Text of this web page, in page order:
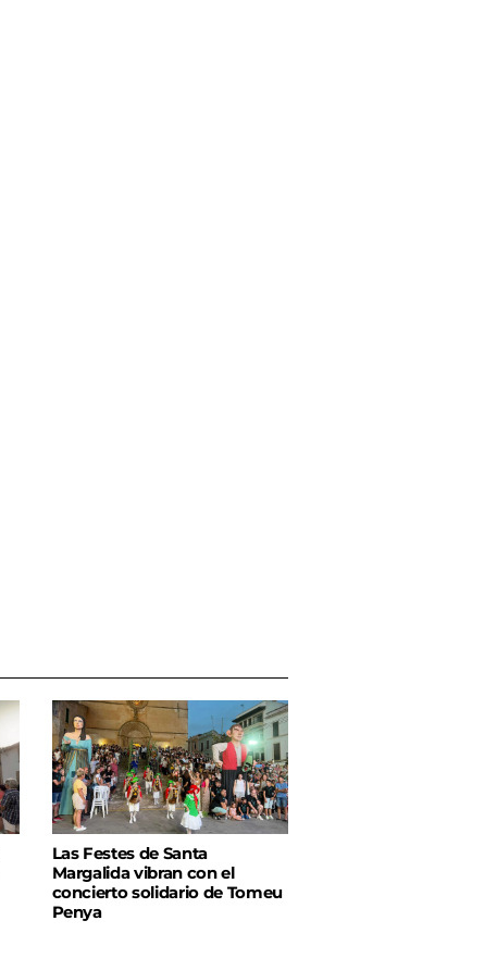
Las Festes de Santa
Margalida vibran con el
concierto solidario de Tomeu
Penya